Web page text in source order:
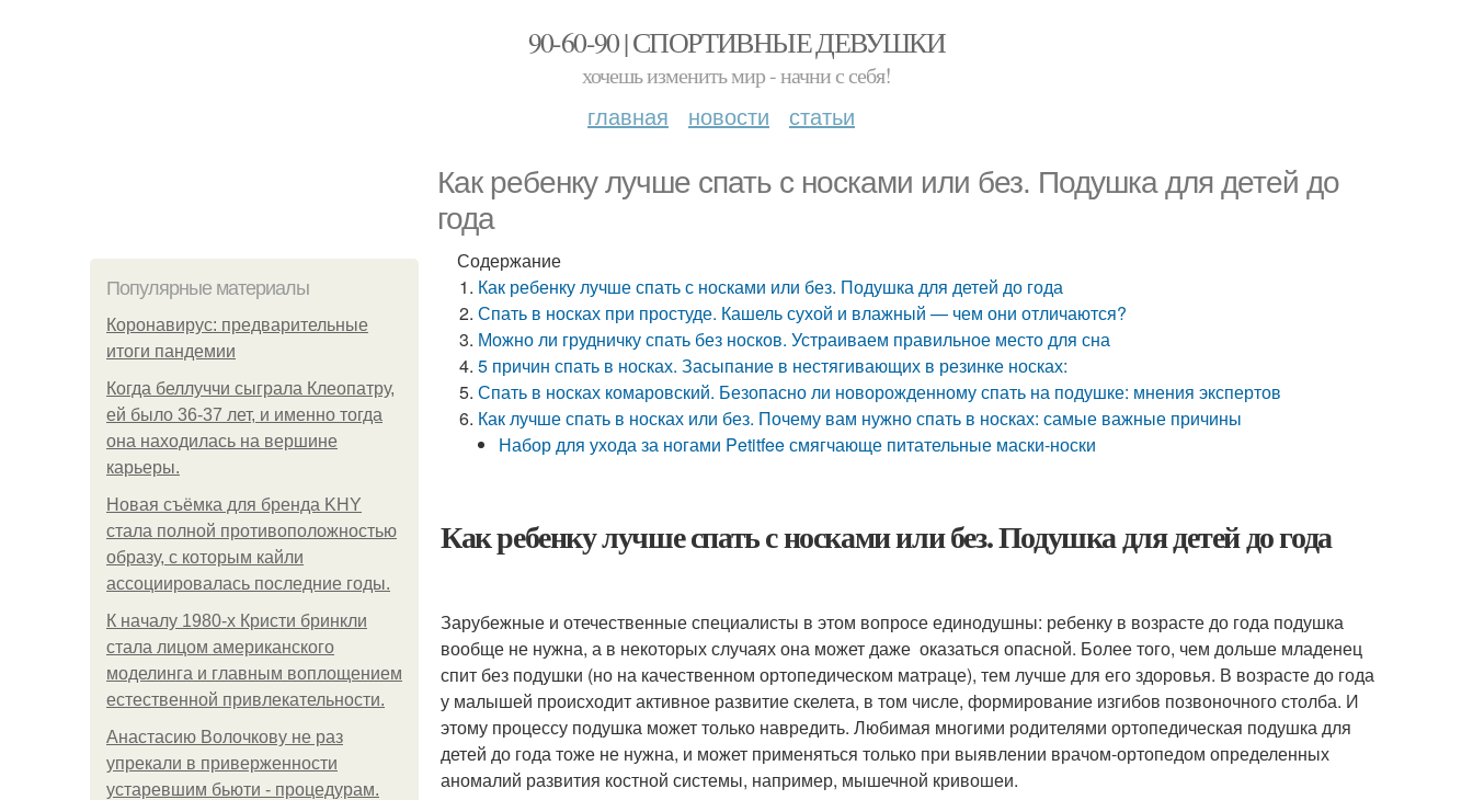
90-60-90 | СПОРТИВНЫЕ ДЕВУШКИ
хочешь изменить мир - начни с себя!
главная новости статьи
Как ребенку лучше спать с носками или без. Подушка для детей до
года
Популярные материалы
Коронавирус: предварительные
итоги пандемии
Когда беллуччи сыграла Клеопатру,
ей было 36-37 лет, и именно тогда
она находилась на вершине
карьеры.
Новая съёмка для бренда KHY
стала полной противоположностью
образу, с которым кайли
ассоциировалась последние годы.
К началу 1980-х Кристи бринкли
стала лицом американского
моделинга и главным воплощением
естественной привлекательности.
Анастасию Волочкову не раз
упрекали в приверженности
устаревшим бьюти - процедурам.
Содержание
Как ребенку лучше спать с носками или без. Подушка для детей до года
Спать в носках при простуде. Кашель сухой и влажный — чем они отличаются?
Можно ли грудничку спать без носков. Устраиваем правильное место для сна
5 причин спать в носках. Засыпание в нестягивающих в резинке носках:
Спать в носках комаровский. Безопасно ли новорожденному спать на подушке: мнения экспертов
Как лучше спать в носках или без. Почему вам нужно спать в носках: самые важные причины
Набор для ухода за ногами Petitfee смягчающе питательные маски-носки
Как ребенку лучше спать с носками или без. Подушка для детей до года
Зарубежные и отечественные специалисты в этом вопросе единодушны: ребенку в возрасте до года подушка
вообще не нужна, а в некоторых случаях она может даже оказаться опасной. Более того, чем дольше младенец
спит без подушки (но на качественном ортопедическом матраце), тем лучше для его здоровья. В возрасте до года
у малышей происходит активное развитие скелета, в том числе, формирование изгибов позвоночного столба. И
этому процессу подушка может только навредить. Любимая многими родителями ортопедическая подушка для
детей до года тоже не нужна, и может применяться только при выявлении врачом-ортопедом определенных
аномалий развития костной системы, например, мышечной кривошеи.